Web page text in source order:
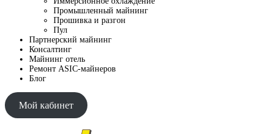
Промышленный майнинг
Прошивка и разгон
Пул
Партнерский майнинг
Консалтинг
Майнинг отель
Ремонт ASIC-майнеров
Блог
Мой кабинет